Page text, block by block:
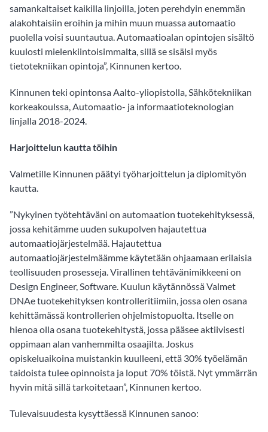
samankaltaiset kaikilla linjoilla, joten perehdyin enemmän
alakohtaisiin eroihin ja mihin muun muassa automaatio
puolella voisi suuntautua. Automaatioalan opintojen sisältö
kuulosti mielenkiintoisimmalta, sillä se sisälsi myös
tietotekniikan opintoja”, Kinnunen kertoo.
Kinnunen teki opintonsa Aalto-yliopistolla, Sähkötekniikan
korkeakoulssa, Automaatio- ja informaatioteknologian
linjalla 2018-2024.
Harjoittelun kautta töihin
Valmetille Kinnunen päätyi työharjoittelun ja diplomityön
kautta.
”Nykyinen työtehtäväni on automaation tuotekehityksessä,
jossa kehitämme uuden sukupolven hajautettua
automaatiojärjestelmää. Hajautettua
automaatiojärjestelmäämme käytetään ohjaamaan erilaisia
teollisuuden prosesseja. Virallinen tehtävänimikkeeni on
Design Engineer, Software. Kuulun käytännössä Valmet
DNAe tuotekehityksen kontrolleritiimiin, jossa olen osana
kehittämässä kontrollerien ohjelmistopuolta. Itselle on
hienoa olla osana tuotekehitystä, jossa pääsee aktiivisesti
oppimaan alan vanhemmilta osaajilta. Joskus
opiskeluaikoina muistankin kuulleeni, että 30% työelämän
taidoista tulee opinnoista ja loput 70% töistä. Nyt ymmärrän
hyvin mitä sillä tarkoitetaan”, Kinnunen kertoo.
Tulevaisuudesta kysyttäessä Kinnunen sanoo: